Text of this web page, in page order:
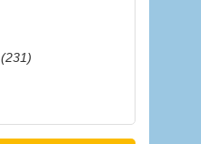
(231)